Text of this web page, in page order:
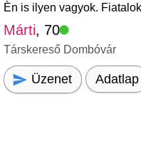
Èn is ilyen vagyok.
Márti, 70
Társkereső Dombóvár
Üzenet Adatlap